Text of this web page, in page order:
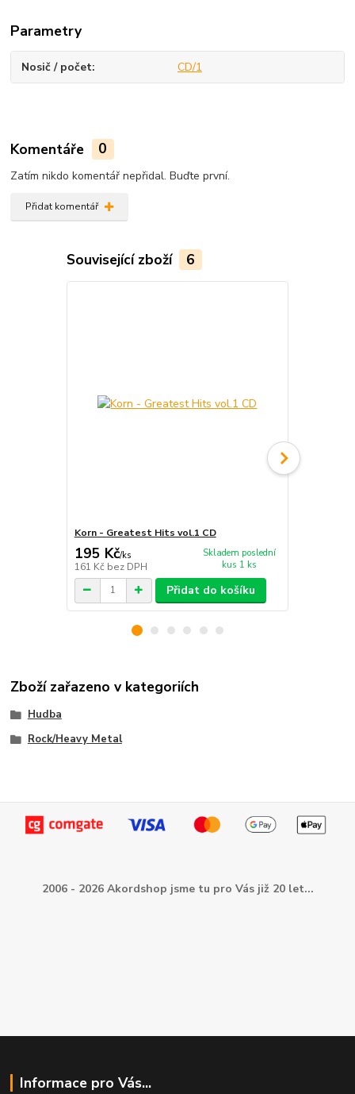
Parametry
Nosič / počet CD/1
Komentáře 0
Zatím nikdo komentář nepřidal. Buďte první.
Přidat komentář
Související zboží 6
Korn - Greatest Hits vol.1 CD
195 Kč/ks
161 Kč bez DPH
Skladem poslední
kus 1 ks
Přidat do košíku
Zboží zařazeno v kategoriích
Hudba
Rock/Heavy Metal
2006 - 2026 Akordshop jsme tu pro Vás již 20 let...
Informace pro Vás...